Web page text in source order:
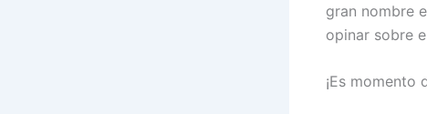
gran nombre
opinar sobre
¡Es